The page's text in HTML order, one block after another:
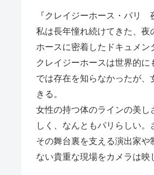
『クレイジーホース・パリ
私は長年憧れ続けてきた、
ホースに密着したドキュメン
クレイジーホースは世界的
では存在を知らなかったが
きる。
女性の持つ体のラインの美し
しく、なんともパリらしい。
その舞台裏を支える演出家
ない貴重な現場をカメラは映